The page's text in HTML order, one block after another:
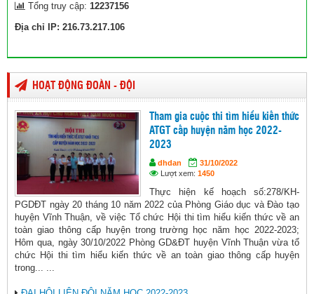
Tổng truy cập: 12237156
Địa chỉ IP: 216.73.217.106
HOẠT ĐỘNG ĐOÀN - ĐỘI
Tham gia cuộc thi tìm hiểu kiến thức
ATGT cấp huyện năm học 2022-
2023
dhdan
31/10/2022
Lượt xem: 1450
Thực hiện kế hoạch số:278/KH-
PGDĐT ngày 20 tháng 10 năm 2022 của Phòng Giáo dục và Đào tạo
huyện Vĩnh Thuận, về việc Tổ chức Hội thi tìm hiểu kiến thức về an
toàn giao thông cấp huyện trong trường học năm học 2022-2023;
Hôm qua, ngày 30/10/2022 Phòng GD&ĐT huyện Vĩnh Thuận vừa tổ
chức Hội thi tìm hiểu kiến thức về an toàn giao thông cấp huyện
trong... ...